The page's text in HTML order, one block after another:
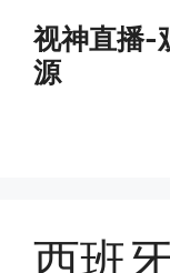
content
视神直播-
源
西班